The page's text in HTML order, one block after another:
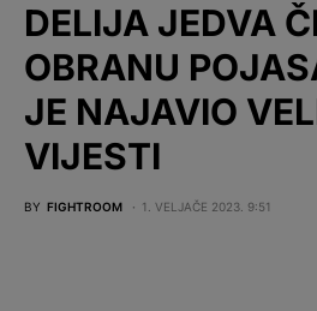
DELIJA JEDVA
OBRANU
JE NAJAVIO
VIJESTI
BY FIGHTROOM 1. VELJAČE 2023. 9:51